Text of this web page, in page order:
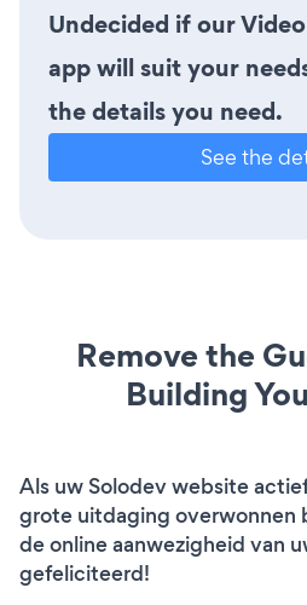
Undecided if our
app will suit your
the details you need.
See the
Remove the
Building
Als uw Solodev website
grote uitdaging overwonnen
de online aanwezigheid van
gefeliciteerd!